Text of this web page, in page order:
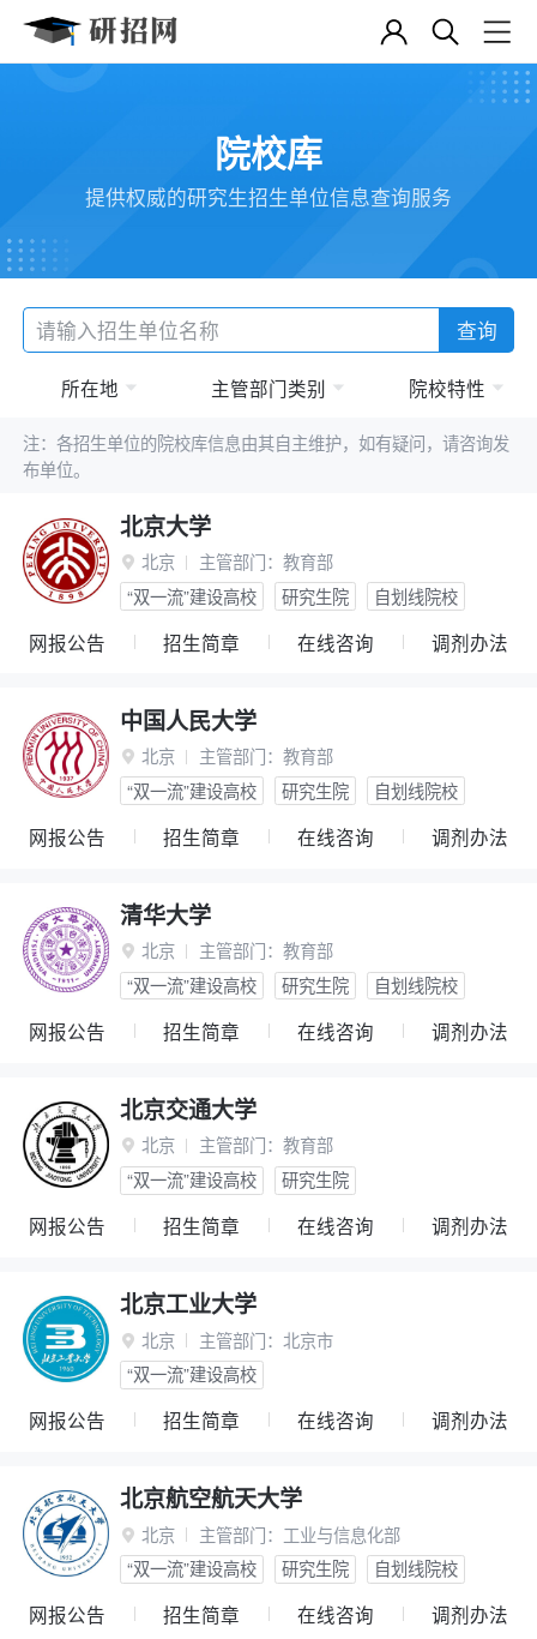
院校库
提供权威的研究生招生单位信息查询服务
查询
所在地 主管部门类别 院校特性
注：各招生单位的院校库信息由其自主维护，如有疑问，请咨询发
布单位。
北京大学
 北京 主管部门： 教育部
“双一流”建设高校
研究生院 自划线院校
网报公告 招生简章 在线咨询 调剂办法
中国人民大学
 北京 主管部门： 教育部
“双一流”建设高校
研究生院 自划线院校
网报公告 招生简章 在线咨询 调剂办法
清华大学
 北京 主管部门： 教育部
“双一流”建设高校
研究生院 自划线院校
网报公告 招生简章 在线咨询 调剂办法
北京交通大学
 北京 主管部门： 教育部
“双一流”建设高校
研究生院
网报公告 招生简章 在线咨询 调剂办法
北京工业大学
 北京 主管部门： 北京市
“双一流”建设高校
网报公告 招生简章 在线咨询 调剂办法
北京航空航天大学
 北京 主管部门： 工业与信息化部
“双一流”建设高校
研究生院 自划线院校
网报公告 招生简章 在线咨询 调剂办法